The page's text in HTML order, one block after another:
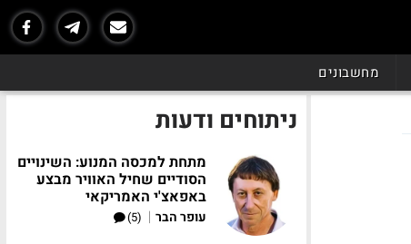
מחשבונים
ניתוחים ודעות
מתחת למכסה המנוע: השינויים
הסודיים שחיל האוויר מבצע
באפאצ'י האמריקאי
עופר הבר |
(5)